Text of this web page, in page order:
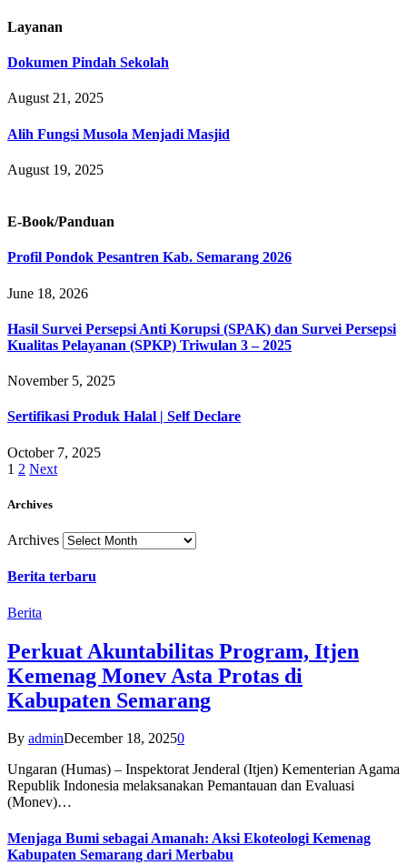
Layanan
Dokumen Pindah Sekolah
August 21, 2025
Alih Fungsi Musola Menjadi Masjid
August 19, 2025
E-Book/Panduan
Profil Pondok Pesantren Kab. Semarang 2026
June 18, 2026
Hasil Survei Persepsi Anti Korupsi (SPAK) dan Survei Persepsi
Kualitas Pelayanan (SPKP) Triwulan 3 – 2025
November 5, 2025
Sertifikasi Produk Halal | Self Declare
October 7, 2025
1 2 Next
Archives
Archives
Berita terbaru
Berita
Perkuat Akuntabilitas Program, Itjen
Kemenag Monev Asta Protas di
Kabupaten Semarang
By adminDecember 18, 20250
Ungaran (Humas) – Inspektorat Jenderal (Itjen) Kementerian Agama
Republik Indonesia melaksanakan Pemantauan dan Evaluasi
(Monev)…
Menjaga Bumi sebagai Amanah: Aksi Ekoteologi Kemenag
Kabupaten Semarang dari Merbabu